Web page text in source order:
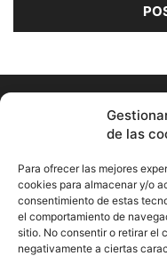
de las
Para ofrecer las mejores
cookies para almacenar y/o
consentimiento de estas
el comportamiento de
sitio. No consentir o retirar el
negativamente a ciertas
Información Cultural